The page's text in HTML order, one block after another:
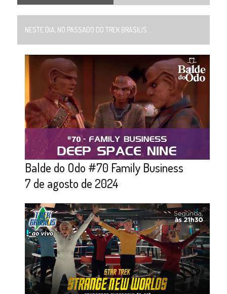
NESTE DIA, NO PASSADO DO TREK BRASILIS...
Balde do Odo #70 Family Business
7 de agosto de 2024